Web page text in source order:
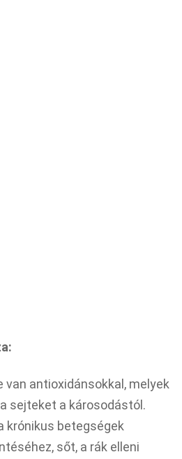
antioxidánsokkal, melyek
sejteket a károsodástól.
krónikus betegségek
sőt, a rák elleni